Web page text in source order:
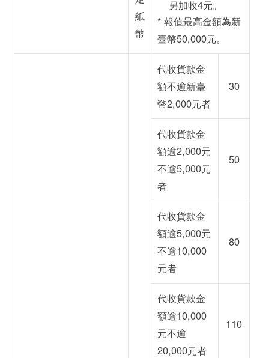
紙
幣
另加收4元。
* 報值最高金額為新
臺幣50,000元。
代收貨款金
額不逾新臺
幣2,000元者
30
代收貨款金
額逾2,000元
不逾5,000元
者
50
代收貨款金
額逾5,000元
不逾10,000
元者
80
代收貨款金
額逾10,000
元不逾
20,000元者
110